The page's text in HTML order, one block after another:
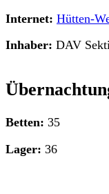
Internet: Hütten-
Inhaber: DAV
Betten: 35
Lager: 36